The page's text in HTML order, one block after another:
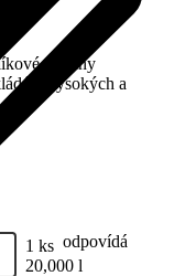
rostliny
vysokých a
1 ks odpovídá
20,000 l